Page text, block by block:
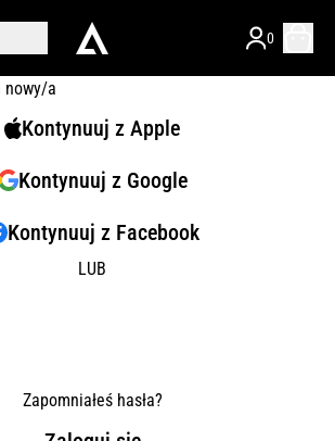
0
nowy/a
Kontynuuj z Apple
Kontynuuj z Google
Kontynuuj z Facebook
LUB
Zapomniałeś hasła?